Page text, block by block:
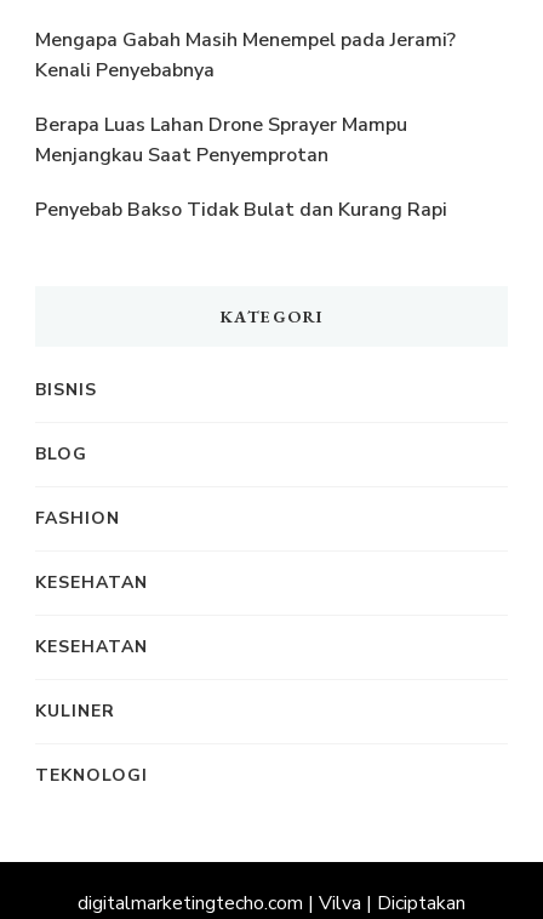
Mengapa Gabah Masih Menempel pada Jerami?
Kenali Penyebabnya
Berapa Luas Lahan Drone Sprayer Mampu
Menjangkau Saat Penyemprotan
Penyebab Bakso Tidak Bulat dan Kurang Rapi
KATEGORI
BISNIS
BLOG
FASHION
KESEHATAN
KESEHATAN
KULINER
TEKNOLOGI
digitalmarketingtecho.com | Vilva | Diciptakan